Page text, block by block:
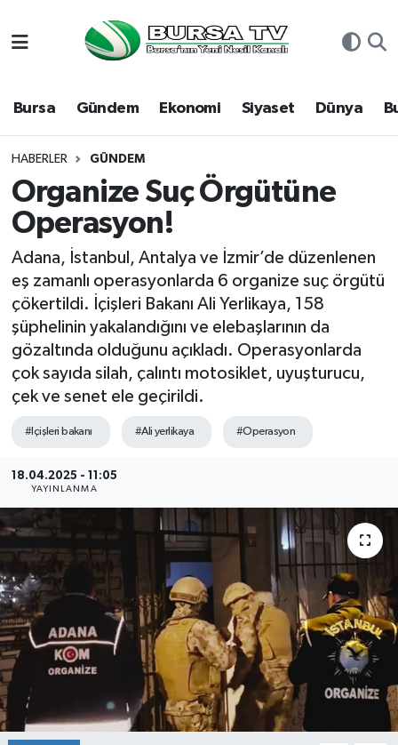
Bursa Gündem Ekonomi Siyaset Dünya
HABERLER GÜNDEM
Organize Suç Örgütüne
Operasyon!
Adana, İstanbul, Antalya ve İzmir’de düzenlenen
eş zamanlı operasyonlarda 6 organize suç örgütü
çökertildi. İçişleri Bakanı Ali Yerlikaya, 158
şüphelinin yakalandığını ve elebaşlarının da
gözaltında olduğunu açıkladı. Operasyonlarda
çok sayıda silah, çalıntı motosiklet, uyuşturucu,
çek ve senet ele geçirildi.
#Içişleri bakanı #Ali yerlikaya #Operasyon
18.04.2025 - 11:05
YAYINLANMA
Bursa
Dünya
Eğitim
Ekonomi
Genel
Gündem
Magazin
Sağlık
Siyaset
Spor
Teknoloji
Hava Durumu
Namaz Vakitleri
Trafik Durumu
Süper Lig Puan Durumu ve Fikstür
Tüm Manşetler
Son Dakika Haberleri
Haber Arşivi